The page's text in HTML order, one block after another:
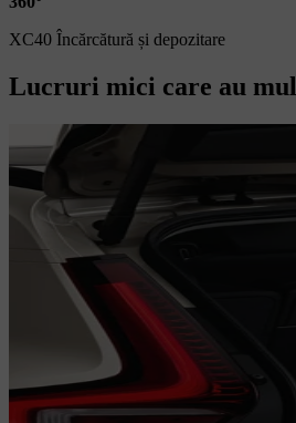
XC40 Încărcătură și depozitare
Lucruri mici care au